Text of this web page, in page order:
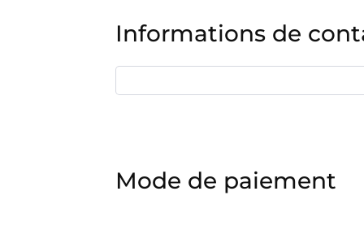
Informations de
Mode de paiement